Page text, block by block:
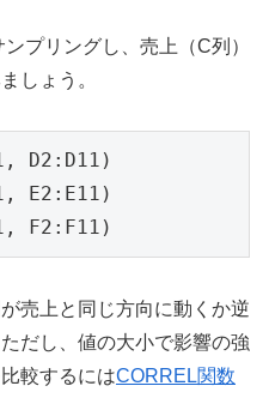
プリングし、売上（C列）
しょう。
D2:D11)
E2:E11)
F2:F11)
売上と同じ方向に動くか逆
だし、値の大小で影響の強
較するにはCORREL関数